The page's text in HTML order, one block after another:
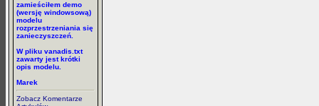
zamieściłem demo
(wersję windowsową)
modelu
rozprzestrzeniania się
zanieczyszczeń.
W pliku vanadis.txt
zawarty jest krótki
opis modelu.
Marek
Zobacz Komentarze